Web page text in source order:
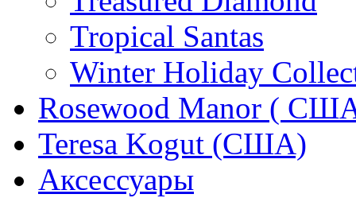
Tropical Santas
Winter Holiday
Rosewood Manor (
Teresa Kogut (США)
Аксессуары